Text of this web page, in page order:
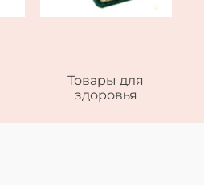
Товары для
здоровья